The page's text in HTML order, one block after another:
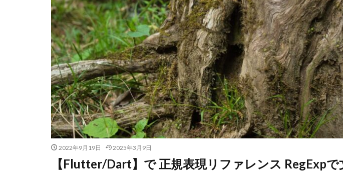
2022年9月19日 2025年3月9日
【Flutter/Dart】で 正規表現リファレンス RegExpで